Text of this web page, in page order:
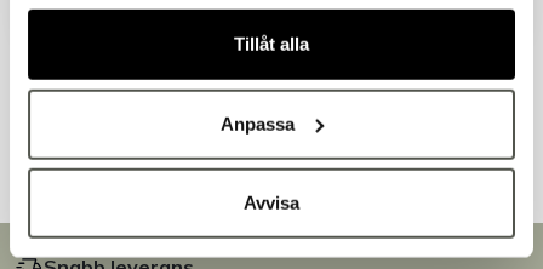
Tillåt alla
Anpassa
Avvisa